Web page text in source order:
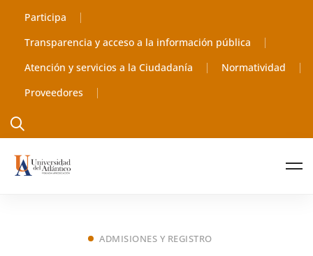
Participa
Transparencia y acceso a la información pública
Atención y servicios a la Ciudadanía
Normatividad
Proveedores
ADMISIONES Y REGISTRO